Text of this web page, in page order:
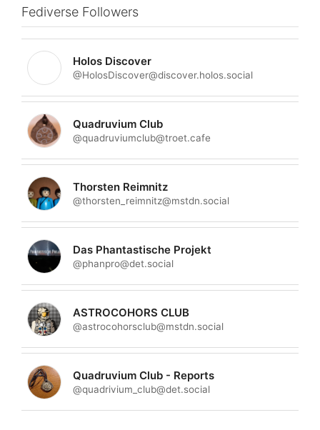
Fediverse Followers
Holos Discover
@HolosDiscover@discover.holos.social
Quadruvium Club
@quadruviumclub@troet.cafe
Thorsten Reimnitz
@thorsten_reimnitz@mstdn.social
Das Phantastische Projekt
@phanpro@det.social
ASTROCOHORS CLUB
@astrocohorsclub@mstdn.social
Quadruvium Club - Reports
@quadrivium_club@det.social